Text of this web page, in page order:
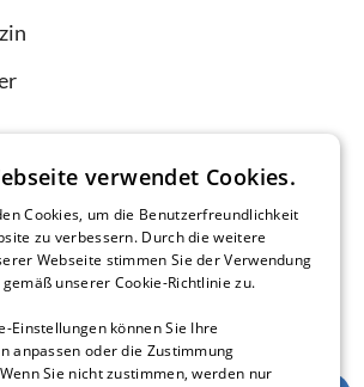
downloaden
verwendet Cookies.
Cookies, um die Benutzerfreundlichkeit
zu verbessern. Durch die weitere
Webseite stimmen Sie der Verwendung
unserer Cookie-Richtlinie zu.
Einstellungen können Sie Ihre
anpassen oder die Zustimmung
Sie nicht zustimmen, werden nur